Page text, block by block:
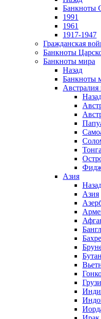
Банкноты
1991
1961
1917-1947
Гражданская
Банкноты
Банкноты мира
Назад
Банкноты
Тонга
Азия
Азия
Бутан